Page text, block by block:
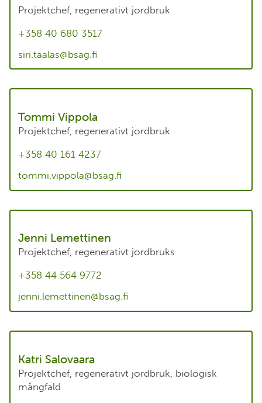
Projektchef, regenerativt jordbruk
+358 40 680 3517
siri.taalas@bsag.fi
Tommi Vippola
Projektchef, regenerativt jordbruk
+358 40 161 4237
tommi.vippola@bsag.fi
Jenni Lemettinen
Projektchef, regenerativt jordbruks
+358 44 564 9772
jenni.lemettinen@bsag.fi
Katri Salovaara
Projektchef, regenerativt jordbruk, biologisk
mångfald